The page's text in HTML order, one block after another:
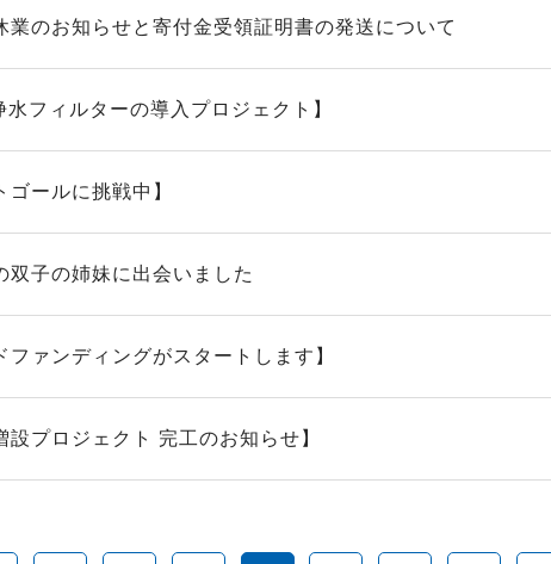
業のお知らせと寄付金受領証明書の発送について
水フィルターの導入プロジェクト】
ゴールに挑戦中】
双子の姉妹に出会いました
ファンディングがスタートします】
設プロジェクト 完工のお知らせ】